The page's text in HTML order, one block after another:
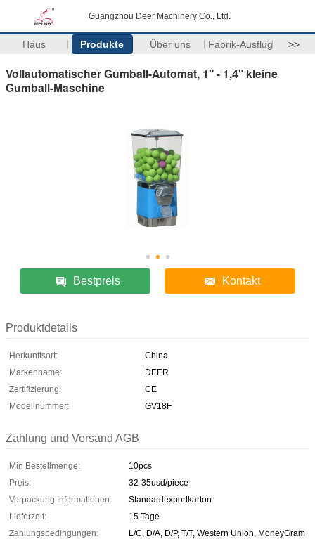
Guangzhou Deer Machinery Co., Ltd.
Haus Produkte Über uns Fabrik-Ausflug >>
Vollautomatischer Gumball-Automat, 1" - 1,4" kleine
Gumball-Maschine
Bestpreis Kontakt
Produktdetails
Herkunftsort:
China
Markenname:
DEER
Zertifizierung:
CE
Modellnummer:
GV18F
Zahlung und Versand AGB
Min Bestellmenge:
10pcs
Preis:
32-35usd/piece
Verpackung Informationen:
Standardexportkarton
Lieferzeit:
15 Tage
Zahlungsbedingungen:
L/C, D/A, D/P, T/T, Western Union, MoneyGram